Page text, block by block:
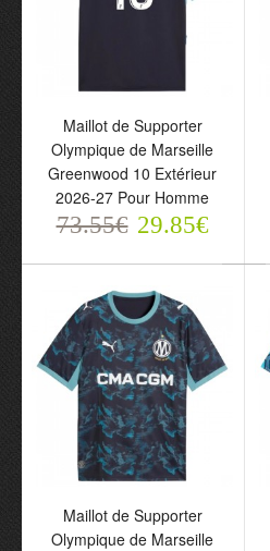
Maillot de Supporter
Olympique de Marseille
Greenwood 10 Extérieur
73.55€
Maillot de Supporter
Olympique de Marseille
Greenwood 10 Extérieur
2026-27 Pour Homme
73.55€ 29.85€
Maillot de Supporter
Olympique de Marseille